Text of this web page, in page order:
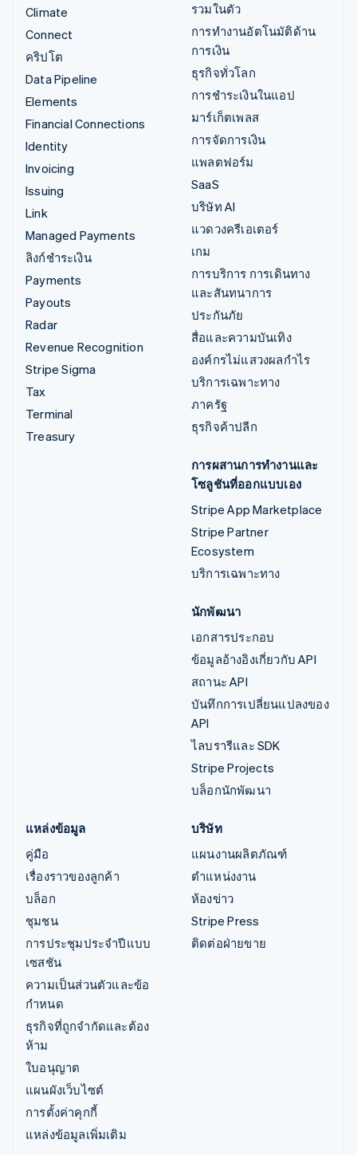
Climate
Connect
คริปโต
Data Pipeline
Elements
Financial Connections
Identity
Invoicing
Issuing
Link
Managed Payments
ลิงก์ชำระเงิน
Payments
Payouts
Radar
Revenue Recognition
Stripe Sigma
Tax
Terminal
Treasury
รวมในตัว
การทำงานอัตโนมัติด้าน
การเงิน
ธุรกิจทั่วโลก
การชำระเงินในแอป
มาร์เก็ตเพลส
การจัดการเงิน
แพลตฟอร์ม
SaaS
บริษัท AI
แวดวงครีเอเตอร์
เกม
การบริการ การเดินทาง
และสันทนาการ
ประกันภัย
สื่อและความบันเทิง
องค์กรไม่แสวงผลกำไร
บริการเฉพาะทาง
ภาครัฐ
ธุรกิจค้าปลีก
การผสานการทำงานและ
โซลูชันที่ออกแบบเอง
Stripe App Marketplace
Stripe Partner
Ecosystem
บริการเฉพาะทาง
นักพัฒนา
เอกสารประกอบ
ข้อมูลอ้างอิงเกี่ยวกับ API
สถานะ API
บันทึกการเปลี่ยนแปลงของ
API
ไลบรารีและ SDK
Stripe Projects
บล็อกนักพัฒนา
แหล่งข้อมูล
คู่มือ
เรื่องราวของลูกค้า
บล็อก
ชุมชน
การประชุมประจำปีแบบ
เซสชัน
ความเป็นส่วนตัวและข้อ
กำหนด
ธุรกิจที่ถูกจำกัดและต้อง
ห้าม
ใบอนุญาต
แผนผังเว็บไซต์
การตั้งค่าคุกกี้
แหล่งข้อมูลเพิ่มเติม
บริษัท
แผนงานผลิตภัณฑ์
ตำแหน่งงาน
ห้องข่าว
Stripe Press
ติดต่อฝ่ายขาย